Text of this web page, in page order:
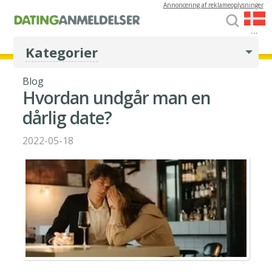
...
Annoncering af reklameoplysninger
Kategorier
Blog
Hvordan undgår man en
dårlig date?
2022-05-18